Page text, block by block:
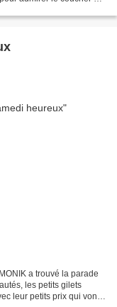
a trouvé la parade
les petits gilets
leur petits prix qui vont